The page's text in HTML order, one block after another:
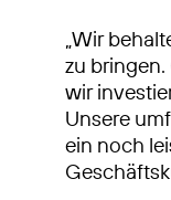
„Wir
zu
wir
Unsere
ein noch